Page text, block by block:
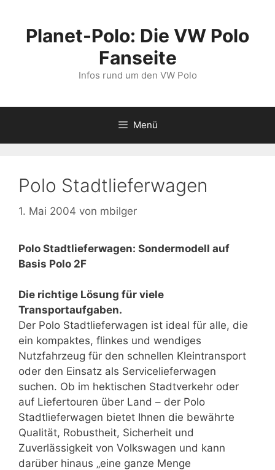
springenPlanet-Polo: Die VW Polo
Fanseite
Infos rund um den VW Polo
Menü
Polo Stadtlieferwagen
1. Mai 2004 von mbilger
Polo Stadtlieferwagen: Sondermodell auf
Basis Polo 2F
Die richtige Lösung für viele
Transportaufgaben.
Der Polo Stadtlieferwagen ist ideal für alle, die
ein kompaktes, flinkes und wendiges
Nutzfahrzeug für den schnellen Kleintransport
oder den Einsatz als Servicelieferwagen
suchen. Ob im hektischen Stadtverkehr oder
auf Liefertouren über Land – der Polo
Stadtlieferwagen bietet Ihnen die bewährte
Qualität, Robustheit, Sicherheit und
Zuverlässigkeit von Volkswagen und kann
darüber hinaus „eine ganze Menge